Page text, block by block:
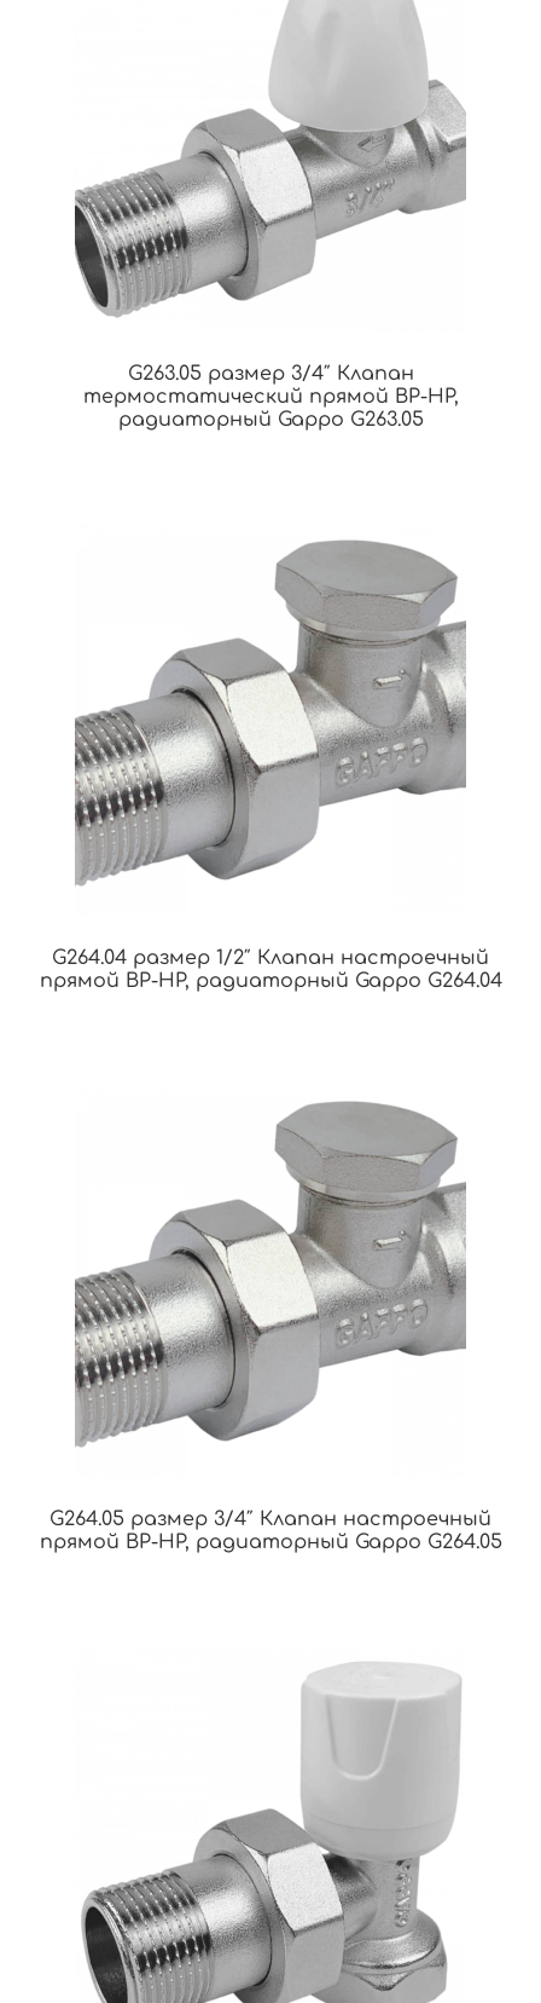
G263.05 размер 3/4″ Клапан
термостатический прямой ВР-НР,
радиаторный Gappo G263.05
G264.04 размер 1/2″ Клапан настроечный
прямой ВР-НР, радиаторный Gappo G264.04
G264.05 размер 3/4″ Клапан настроечный
прямой ВР-НР, радиаторный Gappo G264.05